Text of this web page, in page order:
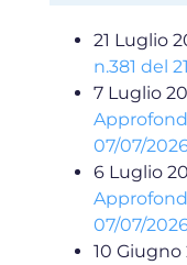
21 Luglio
n.381 del
7 Luglio
07/07/
6 Luglio
07/07/
10 Giugno